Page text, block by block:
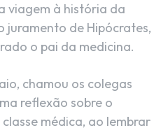
viagem à história da
juramento de Hipócrates,
o pai da medicina.
chamou os colegas
reflexão sobre o
médica, ao lembrar